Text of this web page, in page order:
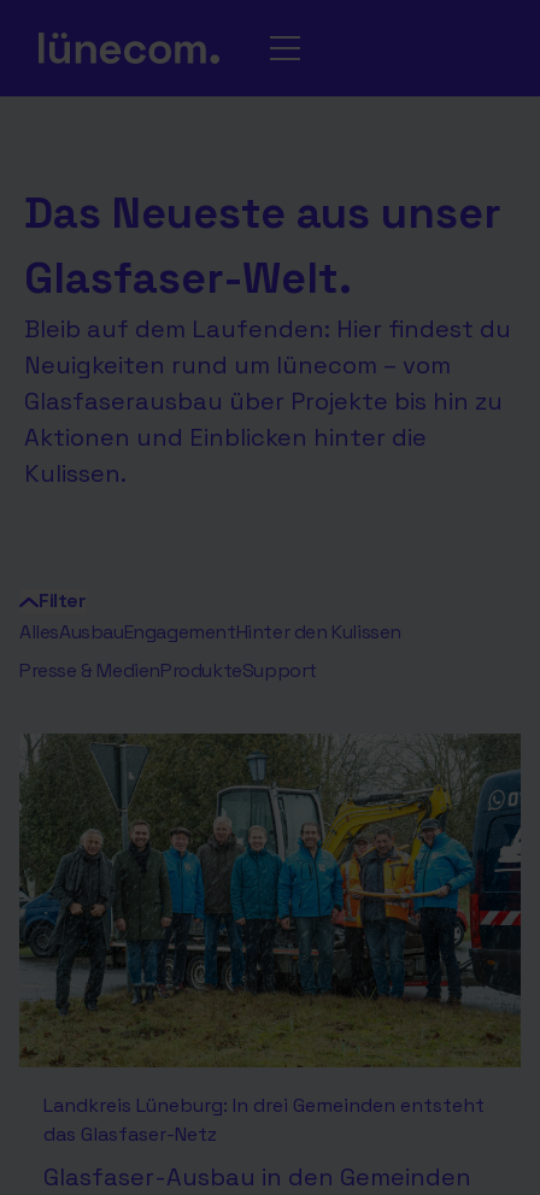
Das Neueste aus unser
Glasfaser-Welt.
Bleib auf dem Laufenden: Hier findest du
Neuigkeiten rund um lünecom – vom
Glasfaserausbau über Projekte bis hin zu
Aktionen und Einblicken hinter die
Kulissen.
Filter
AllesAusbauEngagementHinter den Kulissen
Presse & MedienProdukteSupport
Landkreis Lüneburg: In drei Gemeinden entsteht
das Glasfaser-Netz
Glasfaser-Ausbau in den Gemeinden